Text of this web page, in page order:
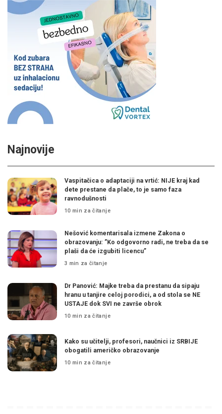
Najnovije
Vaspitačica o adaptaciji na vrtić: NIJE kraj kad
dete prestane da plače, to je samo faza
ravnodušnosti
10 min za čitanje
Nešović komentarisala izmene Zakona o
obrazovanju: ”Ko odgovorno radi, ne treba da se
plaši da će izgubiti licencu”
3 min za čitanje
Dr Panović: Majke treba da prestanu da sipaju
hranu u tanjire celoj porodici, a od stola se NE
USTAJE dok SVI ne završe obrok
10 min za čitanje
Kako su učitelji, profesori, naučnici iz SRBIJE
obogatili američko obrazovanje
10 min za čitanje